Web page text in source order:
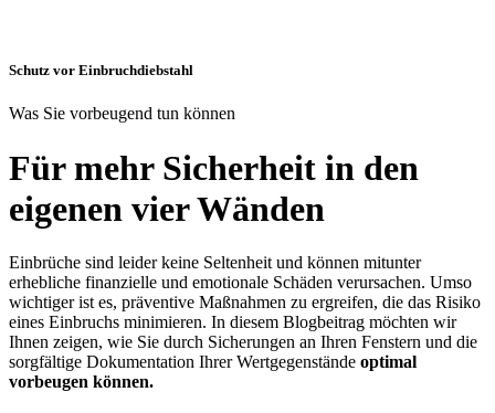
Schutz vor Einbruchdiebstahl
Was Sie vorbeugend tun können
Für mehr Sicherheit in den
eigenen vier Wänden
Einbrüche sind leider keine Seltenheit und können mitunter
erhebliche finanzielle und emotionale Schäden verursachen. Umso
wichtiger ist es, präventive Maßnahmen zu ergreifen, die das Risiko
eines Einbruchs minimieren. In diesem Blogbeitrag möchten wir
Ihnen zeigen, wie Sie durch Sicherungen an Ihren Fenstern und die
sorgfältige Dokumentation Ihrer Wertgegenstände optimal
vorbeugen können.